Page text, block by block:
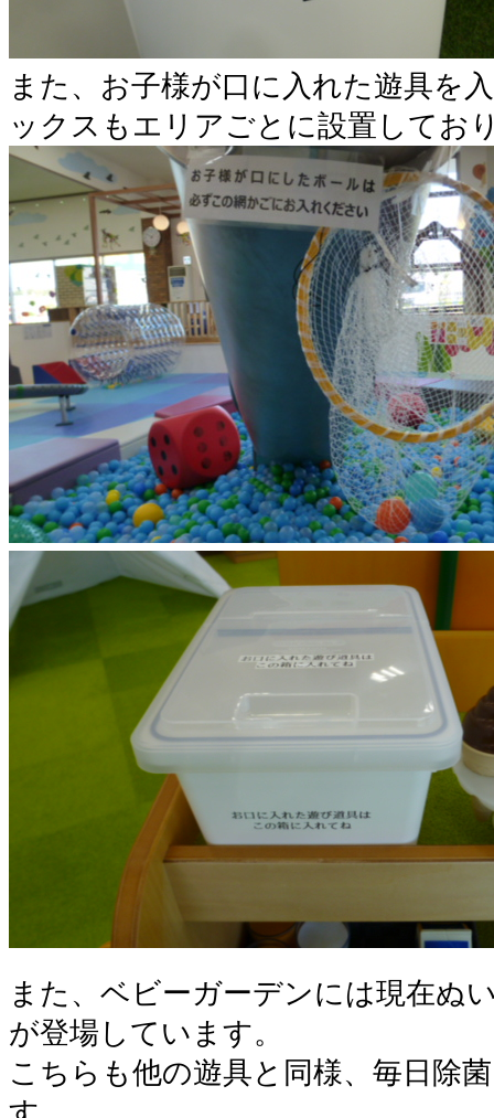
また、お子様が口に入れた遊具を
ックスもエリアごとに設置してお
また、ベビーガーデンには現在ぬ
が登場しています。
こちらも他の遊具と同様、毎日除